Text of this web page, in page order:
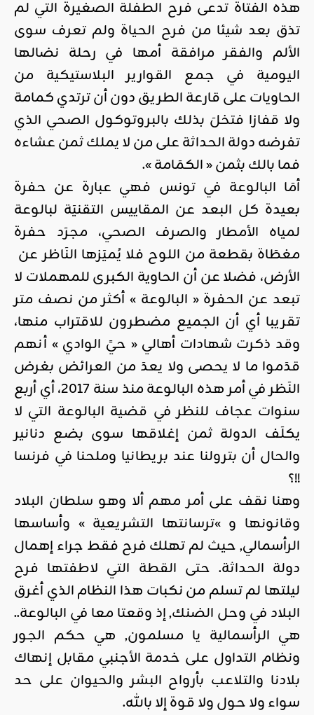
هذه الفتاة تدعى فرح الطفلة الصغيرة التي لم
تذق بعد شيئا من فرح الحياة ولم تعرف سوى
الألم والفقر مرافقة أمها في رحلة نضالها
اليومية في جمع القوارير البلاستيكية من
الحاويات على قارعة الطريق دون أن ترتدي كمامة
ولا قفازا فتخلَ بذلك بالبروتوكول الصحي الذي
تفرضه دولة الحداثة على من لا يملك ثمن عشاءه
فما بالك بثمن « الكمَامة ».
أمَا البالوعة في تونس فهي عبارة عن حفرة
بعيدة كل البعد عن المقاييس التقنيَة لبالوعة
لمياه الأمطار والصرف الصحي، مجرَد حفرة
مغطَاة بقطعة من اللوح فلا يُميَزها النَاظر عن
الأرض، فضلا عن أن الحاوية الكبرى للمهملات لا
تبعد عن الحفرة « البالوعة » أكثر من نصف متر
تقريبا أي أن الجميع مضطرون للاقتراب منها،
وقد ذكرت شهادات أهالي « حيً الوادي » أنهم
قدَموا ما لا يحصى ولا يعدَ من العرائض بغرض
النَظر في أمر هذه البالوعة منذ سنة 2017، أي أربع
سنوات عجاف للنظر في قضية البالوعة التي لا
يكلَف الدولة ثمن إغلاقها سوى بضع دنانير
والحال أن بترولنا عند بريطانيا وملحنا في فرنسا
!!؟
وهنا نقف على أمر مهم ألا وهو سلطان البلاد
وقانونها و »ترسانتها التشريعية » وأساسها
الرأسمالي, حيث لم تهلك فرح فقط جراء إهمال
دولة الحداثة. حتى القطة التي لاطفتها فرح
ليلتها لم تسلم من نكبات هذا النظام الذي أغرق
البلاد في وحل الضنك, إذ وقعتا معا في البالوعة..
هي الرأسمالية يا مسلمون, هي حكم الجور
ونظام التداول على خدمة الأجنبي مقابل إنهاك
بلادنا والتلاعب بأرواح البشر والحيوان على حد
سواء ولا حول ولا قوة إلا بالله.